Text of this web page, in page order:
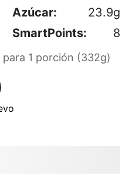
Azúcar:
23.9g
SmartPoints: 8
1 porción (332g)